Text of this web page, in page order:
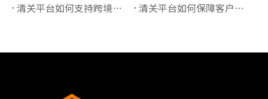
清关平台如何支持跨境保税仓的清关管理？
清关平台如何保障客户信息的隐私安全？